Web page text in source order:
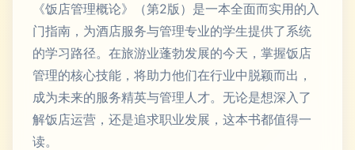
《饭店管理概论》（第2版）是一本全面而实用的入
门指南，为酒店服务与管理专业的学生提供了系统
的学习路径。在旅游业蓬勃发展的今天，掌握饭店
管理的核心技能，将助力他们在行业中脱颖而出，
成为未来的服务精英与管理人才。无论是想深入了
解饭店运营，还是追求职业发展，这本书都值得一
读。